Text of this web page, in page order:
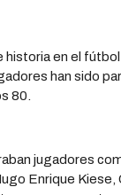
historia en el
han sido
80.
jugadores
Enrique